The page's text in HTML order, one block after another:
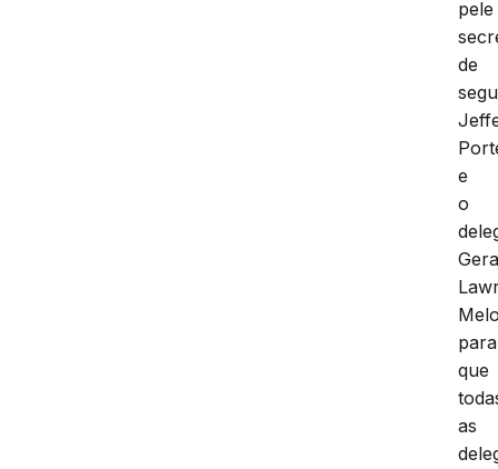
pele
de
e
o
para
que
as